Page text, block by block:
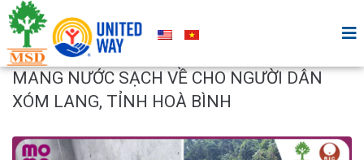
MANG NƯỚC SẠCH VỀ CHO NGƯỜI DÂN
XÓM LANG, TỈNH HOÀ BÌNH